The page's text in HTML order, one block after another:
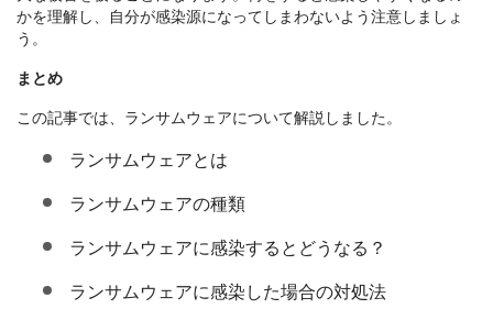
かを理解し、自分が感染源になってしまわないよう注意しましょ
う。
まとめ
この記事では、ランサムウェアについて解説しました。
ランサムウェアとは
ランサムウェアの種類
ランサムウェアに感染するとどうなる？
ランサムウェアに感染した場合の対処法